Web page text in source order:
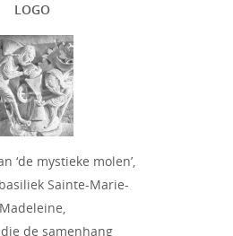
LOGO
‘de mystieke molen’,
Sainte-Marie-
Madeleine,
die de samenhang